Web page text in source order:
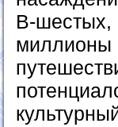
В-